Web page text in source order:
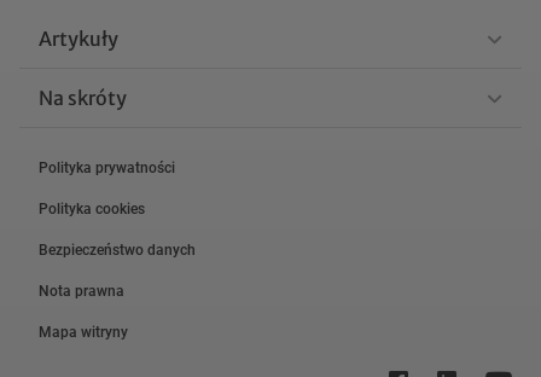
Artykuły
Na skróty
Polityka prywatności
Polityka cookies
Bezpieczeństwo danych
Nota prawna
Mapa witryny